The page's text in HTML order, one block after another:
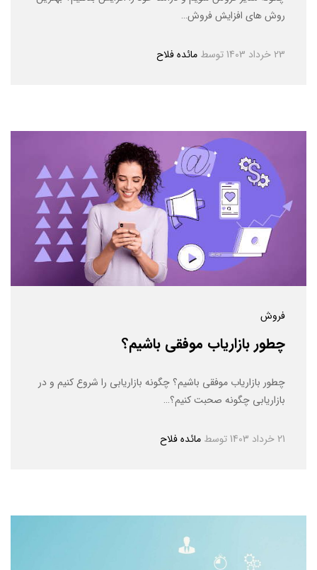
روش های افزایش فروش…
23 خرداد 1403 توسط مائده فلاح
فروش
چطور بازاریاب موفقی باشیم؟
چطور بازاریاب موفقی باشیم؟ چگونه بازاریابی را شروع کنیم و در
بازاریابی چگونه صحبت کنیم؟…
21 خرداد 1403 توسط مائده فلاح